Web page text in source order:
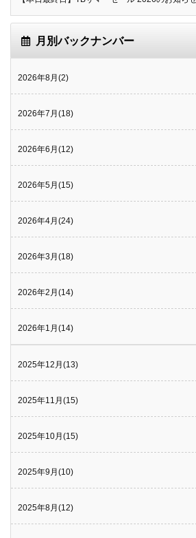
月別バックナンバー
2026年8月(2)
2026年7月(18)
2026年6月(12)
2026年5月(15)
2026年4月(24)
2026年3月(18)
2026年2月(14)
2026年1月(14)
2025年12月(13)
2025年11月(15)
2025年10月(15)
2025年9月(10)
2025年8月(12)